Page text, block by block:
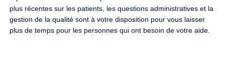
plus récentes sur les patients, les questions administratives et la
gestion de la qualité sont à votre disposition pour vous laisser
plus de temps pour les personnes qui ont besoin de votre aide.